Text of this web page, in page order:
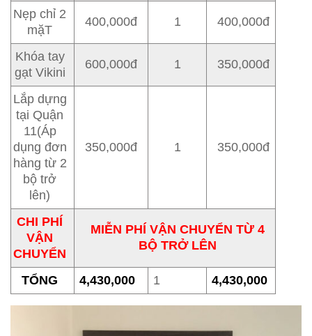
Nẹp chỉ 2
mặT
400,000đ 1 400,000đ
Khóa tay
gạt Vikini
600,000đ 1 350,000đ
Lắp dựng
tại Quận
11(Áp
dụng đơn
hàng từ 2
bộ trở
lên)
350,000đ 1 350,000đ
CHI PHÍ
VẬN
CHUYỂN
MIỄN PHÍ VẬN CHUYỂN TỪ 4
BỘ TRỞ LÊN
TỔNG 4,430,000 1 4,430,000